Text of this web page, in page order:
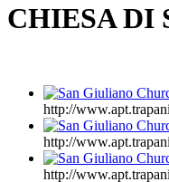
CHIESA DI
http://
http://
http://